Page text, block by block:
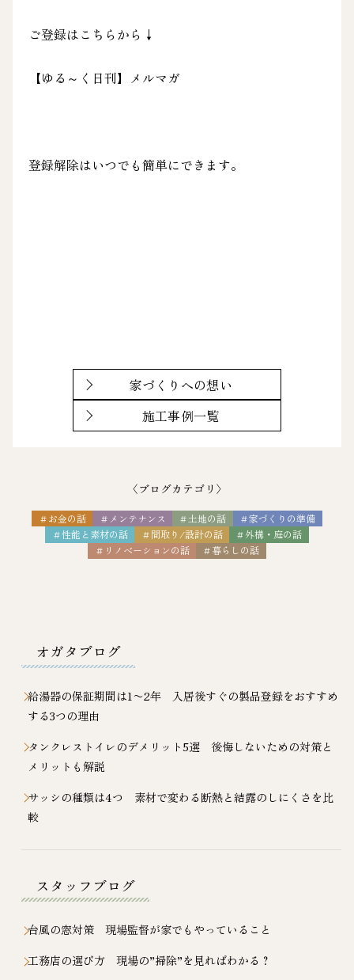
ご登録はこちらから↓
【ゆる～く日刊】メルマガ
登録解除はいつでも簡単にできます。
家づくりへの想い
施工事例一覧
〈ブログカテゴリ〉
＃お金の話 ＃メンテナンス ＃土地の話
＃家づくりの準備
＃性能と素材の話
＃間取り/設計の話
＃外構・庭の話
＃リノベーションの話
＃暮らしの話
オガタブログ
給湯器の保証期間は1〜2年 入居後すぐの製品登録をおすすめ
する3つの理由
タンクレストイレのデメリット5選 後悔しないための対策と
メリットも解説
サッシの種類は4つ 素材で変わる断熱と結露のしにくさを比
較
スタッフブログ
台風の窓対策 現場監督が家でもやっていること
工務店の選び方 現場の”掃除”を見ればわかる？